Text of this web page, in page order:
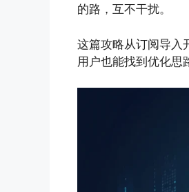
的路，互不干扰。
这篇攻略从订阅导入
用户也能找到优化思